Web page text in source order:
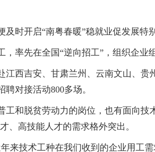
开启“南粤春暖”稳就业促发展特别
先在全国“逆向招工”，组织企业
吉安、甘肃兰州、云南文山、贵
对接活动800多场。
脱贫劳动力的岗位，也有面向技
、高技能人才的需求格外突出。
技术工种在我们收到的企业用工需